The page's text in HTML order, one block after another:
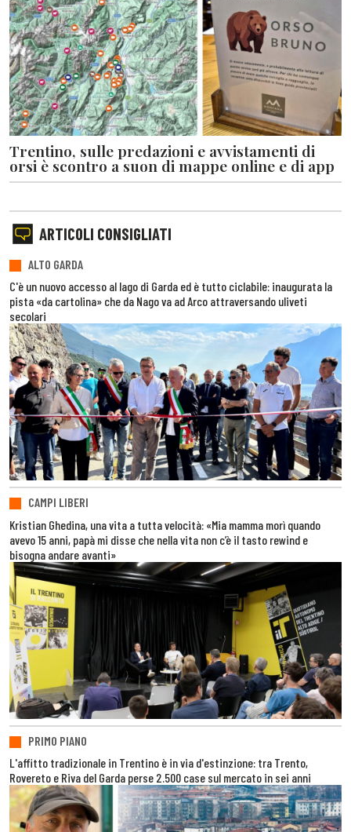
Trentino, sulle predazioni e avvistamenti di
orsi è scontro a suon di mappe online e di app
ARTICOLI CONSIGLIATI
ALTO GARDA
C'è un nuovo accesso al lago di Garda ed è tutto ciclabile: inaugurata la
pista «da cartolina» che da Nago va ad Arco attraversando uliveti
secolari
CAMPI LIBERI
Kristian Ghedina, una vita a tutta velocità: «Mia mamma morì quando
avevo 15 anni, papà mi disse che nella vita non c’è il tasto rewind e
bisogna andare avanti»
PRIMO PIANO
L'affitto tradizionale in Trentino è in via d'estinzione: tra Trento,
Rovereto e Riva del Garda perse 2.500 case sul mercato in sei anni